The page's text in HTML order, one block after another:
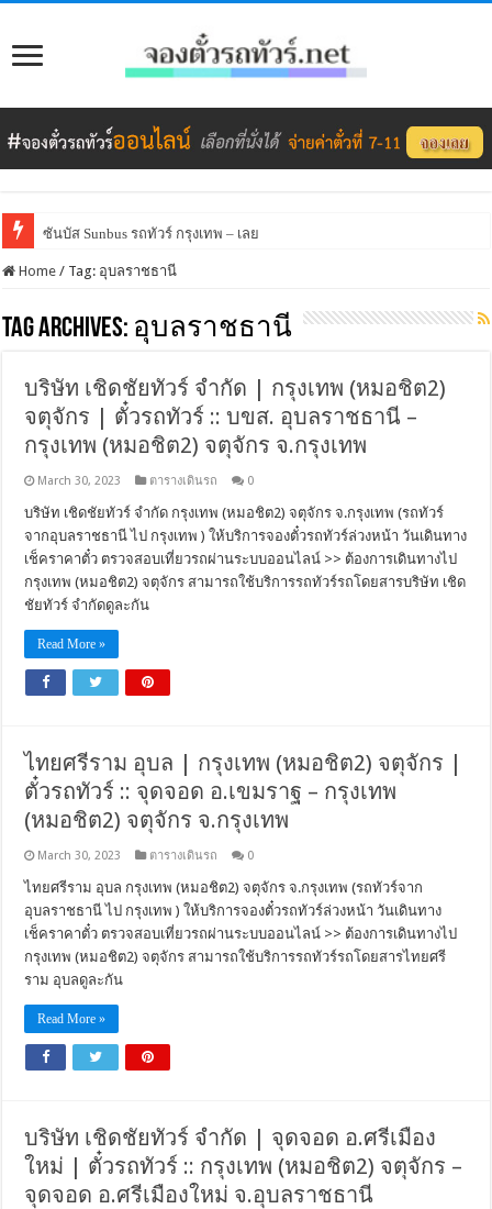
ซันบัส Sunbus รถทัวร์ กรุงเทพ – เลย
Home / Tag: อุบลราชธานี
Tag Archives: อุบลราชธานี
บริษัท เชิดชัยทัวร์ จำกัด | กรุงเทพ (หมอชิต2)
จตุจักร | ตั๋วรถทัวร์ :: บขส. อุบลราชธานี –
กรุงเทพ (หมอชิต2) จตุจักร จ.กรุงเทพ
March 30, 2023 ตารางเดินรถ 0
บริษัท เชิดชัยทัวร์ จำกัด กรุงเทพ (หมอชิต2) จตุจักร จ.กรุงเทพ (รถทัวร์
จากอุบลราชธานี ไป กรุงเทพ ) ให้บริการจองตั๋วรถทัวร์ล่วงหน้า วันเดินทาง
เช็คราคาตั๋ว ตรวจสอบเที่ยวรถผ่านระบบออนไลน์ >> ต้องการเดินทางไป
กรุงเทพ (หมอชิต2) จตุจักร สามารถใช้บริการรถทัวร์รถโดยสารบริษัท เชิด
ชัยทัวร์ จำกัดดูละกัน
Read More »
ไทยศรีราม อุบล | กรุงเทพ (หมอชิต2) จตุจักร |
ตั๋วรถทัวร์ :: จุดจอด อ.เขมราฐ – กรุงเทพ
(หมอชิต2) จตุจักร จ.กรุงเทพ
March 30, 2023 ตารางเดินรถ 0
ไทยศรีราม อุบล กรุงเทพ (หมอชิต2) จตุจักร จ.กรุงเทพ (รถทัวร์จาก
อุบลราชธานี ไป กรุงเทพ ) ให้บริการจองตั๋วรถทัวร์ล่วงหน้า วันเดินทาง
เช็คราคาตั๋ว ตรวจสอบเที่ยวรถผ่านระบบออนไลน์ >> ต้องการเดินทางไป
กรุงเทพ (หมอชิต2) จตุจักร สามารถใช้บริการรถทัวร์รถโดยสารไทยศรี
ราม อุบลดูละกัน
Read More »
บริษัท เชิดชัยทัวร์ จำกัด | จุดจอด อ.ศรีเมือง
ใหม่ | ตั๋วรถทัวร์ :: กรุงเทพ (หมอชิต2) จตุจักร –
จุดจอด อ.ศรีเมืองใหม่ จ.อุบลราชธานี